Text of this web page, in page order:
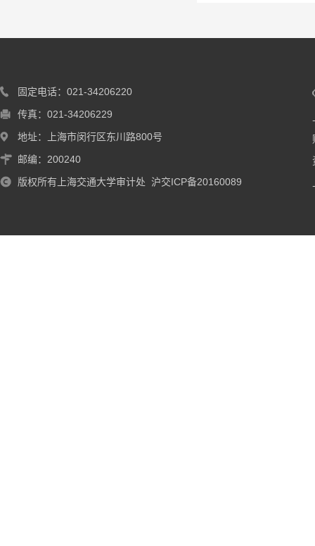
固定电话：021-34206220
传真：021-34206229
地址：上海市闵行区东川路800号
邮编：200240
版权所有上海交通大学审计处 沪交ICP备20160089